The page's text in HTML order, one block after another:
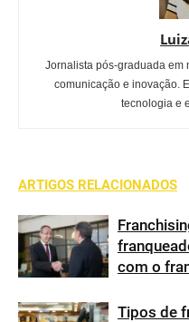
Jornalista pós-graduada em
comunicação e inovação.
tecnologia e
ARTIGOS RELACIONADOS
com o
Tipos de